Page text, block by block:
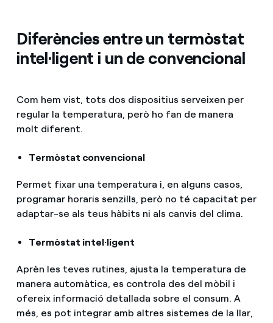
Diferències entre un termòstat
intel·ligent i un de convencional
Com hem vist, tots dos dispositius serveixen per
regular la temperatura, però ho fan de manera
molt diferent.
Termòstat convencional
Permet fixar una temperatura i, en alguns casos,
programar horaris senzills, però no té capacitat per
adaptar-se als teus hàbits ni als canvis del clima.
Termòstat intel·ligent
Aprèn les teves rutines, ajusta la temperatura de
manera automàtica, es controla des del mòbil i
ofereix informació detallada sobre el consum. A
més, es pot integrar amb altres sistemes de la llar,